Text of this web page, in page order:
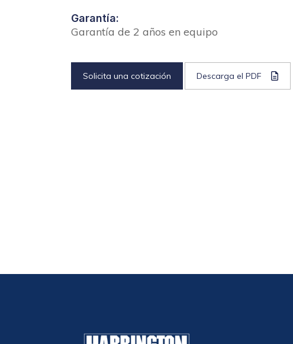
Garantía:
Garantía de 2 años en equipo
Solicita una cotización Descarga el PDF